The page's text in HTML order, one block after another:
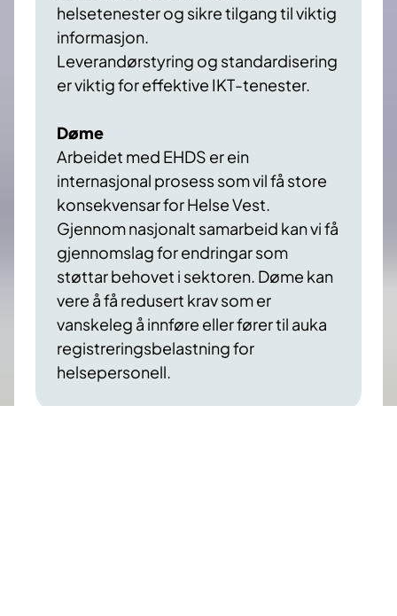
helsetenester og sikre tilgang til viktig
informasjon. ​
Leverandørstyring og standardisering
er viktig for effektive IKT-tenester.​
Døme
Arbeidet med EHDS er ein
internasjonal prosess som vil få store
konsekvensar for Helse Vest.
Gjennom nasjonalt samarbeid kan vi få
gjennomslag for endringar som
støttar behovet i sektoren. Døme kan
vere å få redusert krav som er
vanskeleg å innføre eller fører til auka
registreringsbelastning for
helsepersonell.